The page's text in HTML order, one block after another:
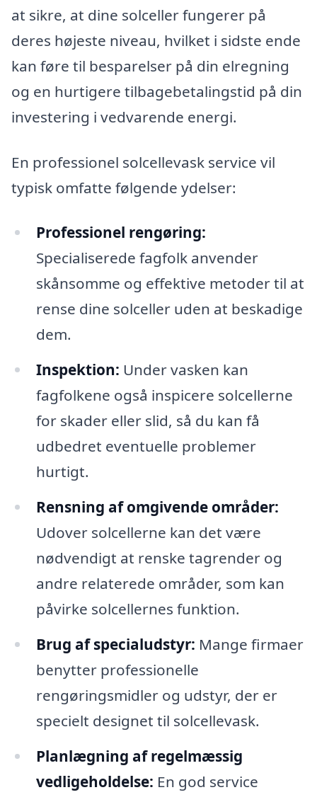
at sikre, at dine solceller fungerer på
deres højeste niveau, hvilket i sidste ende
kan føre til besparelser på din elregning
og en hurtigere tilbagebetalingstid på din
investering i vedvarende energi.
En professionel solcellevask service vil
typisk omfatte følgende ydelser:
Professionel rengøring:
Specialiserede fagfolk anvender
skånsomme og effektive metoder til at
rense dine solceller uden at beskadige
dem.
Inspektion: Under vasken kan
fagfolkene også inspicere solcellerne
for skader eller slid, så du kan få
udbedret eventuelle problemer
hurtigt.
Rensning af omgivende områder:
Udover solcellerne kan det være
nødvendigt at renske tagrender og
andre relaterede områder, som kan
påvirke solcellernes funktion.
Brug af specialudstyr: Mange firmaer
benytter professionelle
rengøringsmidler og udstyr, der er
specielt designet til solcellevask.
Planlægning af regelmæssig
vedligeholdelse: En god service